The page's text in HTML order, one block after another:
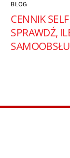
BLOG
CENNIK
SPRAWDŹ,